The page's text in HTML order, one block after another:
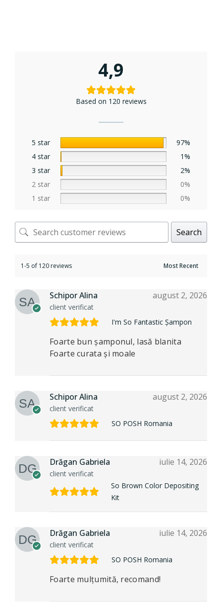
4,9
Based on 120 reviews
5 star
97%
4 star
1%
3 star
2%
2 star
0%
1 star
0%
Search
1-5 of 120 reviews
Schipor Alina
client verificat
august 2, 2026
I'm So Fantastic Șampon
Foarte bun șamponul, lasă blanita
Foarte curata și moale
Schipor Alina
client verificat
august 2, 2026
SO POSH Romania
Drăgan Gabriela
client verificat
iulie 14, 2026
So Brown Color Depositing
Kit
Drăgan Gabriela
client verificat
iulie 14, 2026
SO POSH Romania
Foarte mulțumită, recomand!